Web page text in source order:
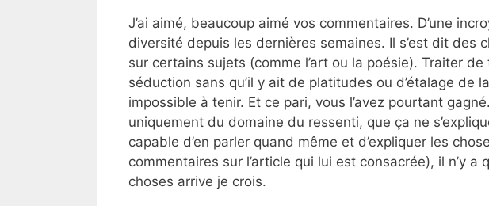
J’ai aimé, beaucoup aimé vos commentaires. D’une
diversité depuis les dernières semaines. Il s’est dit des
sur certains sujets (comme l’art ou la poésie). Traiter de
séduction sans qu’il y ait de platitudes ou d’étalage de
impossible à tenir. Et ce pari, vous l’avez pourtant
uniquement du domaine du ressenti, que ça ne
capable d’en parler quand même et d’expliquer les
commentaires sur l’article qui lui est consacrée), il n’y
choses arrive je crois.